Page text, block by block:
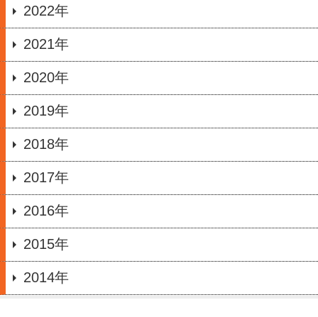
2022年
2021年
2020年
2019年
2018年
2017年
2016年
2015年
2014年